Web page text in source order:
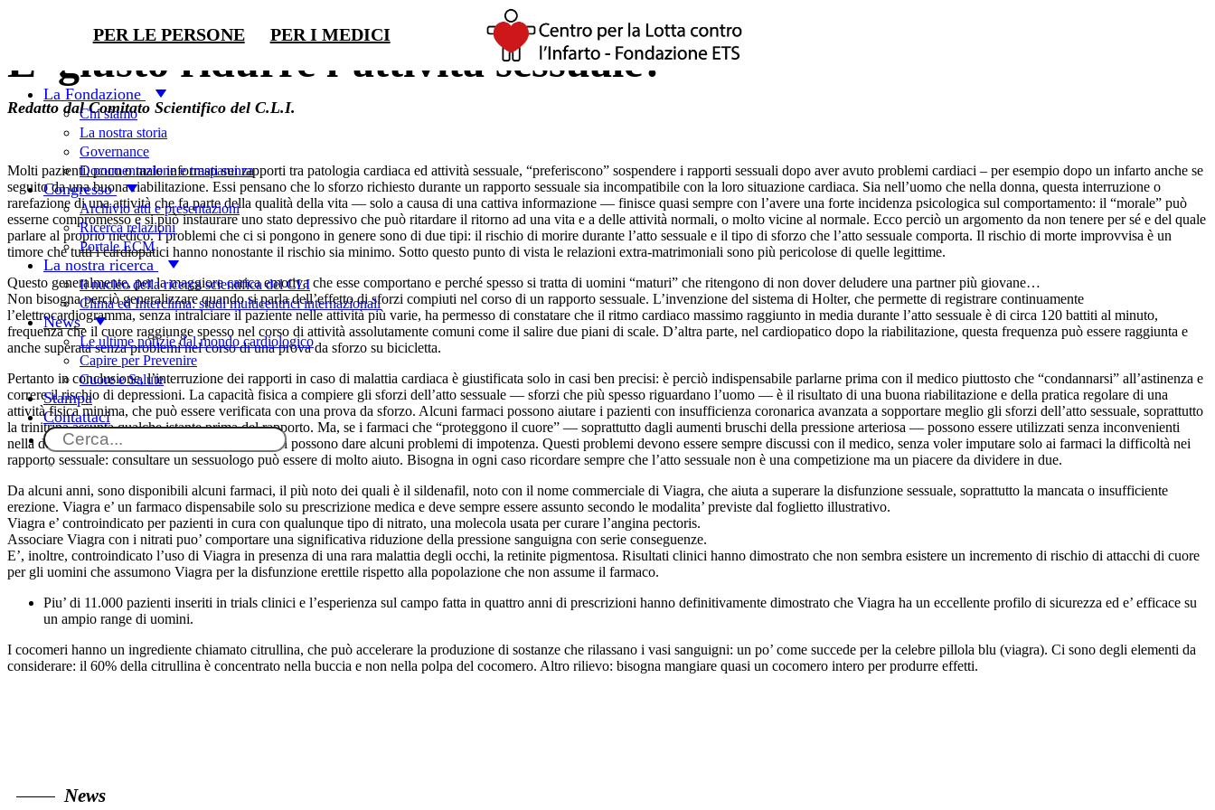
PER LE PERSONE PER I MEDICI
La Fondazione
Chi siamo
La nostra storia
Governance
Documentazione e trasparenza
Congresso
Archivio atti e presentazioni
Ricerca relazioni
Portale ECM
La nostra ricerca
Il nucleo della ricerca scientifica del CLI
Clima ed Interclima: studi multicentrici internazionali
News
Le ultime notizie dal mondo cardiologico
Capire per Prevenire
Cuore e Salute
Stampa
Contattaci
E’ giusto ridurre l’attività sessuale?
Redatto dal Comitato Scientifico del C.L.I.
Molti pazienti, poco o male informati sui rapporti tra patologia cardiaca ed attività sessuale, “preferiscono” sospendere i rapporti sessuali dopo aver avuto problemi cardiaci – per esempio dopo un infarto anche se
seguito da una buona riabilitazione. Essi pensano che lo sforzo richiesto durante un rapporto sessuale sia incompatibile con la loro situazione cardiaca. Sia nell’uomo che nella donna, questa interruzione o
rarefazione di una attività che fa parte della qualità della vita — solo a causa di una cattiva informazione — finisce quasi sempre con l’avere una forte incidenza psicologica sul comportamento: il “morale” può
esserne compromesso e si può instaurare uno stato depressivo che può ritardare il ritorno ad una vita e a delle attività normali, o molto vicine al normale. Ecco perciò un argomento da non tenere per sé e del quale
parlare al proprio medico. I problemi che ci si pongono in genere sono di due tipi: il rischio di morire durante l’atto sessuale e il tipo di sforzo che l’atto sessuale comporta. Il rischio di morte improvvisa è un
timore che tutti i cardiopatici hanno nonostante il rischio sia minimo. Sotto questo punto di vista le relazioni extra-matrimoniali sono più pericolose di quelle legittime.
Questo generalmente, per la maggiore carica emotiva che esse comportano e perché spesso si tratta di uomini “maturi” che ritengono di non dover deludere una partner più giovane…
Non bisogna perciò generalizzare quando si parla dell’effetto di sforzi compiuti nel corso di un rapporto sessuale. L’invenzione del sistema di Holter, che permette di registrare continuamente
l’elettrocardiogramma, senza intralciare il paziente nelle attività più varie, ha permesso di constatare che il ritmo cardiaco massimo raggiunto in media durante l’atto sessuale è di circa 120 battiti al minuto,
frequenza che il cuore raggiunge spesso nel corso di attività assolutamente comuni come il salire due piani di scale. D’altra parte, nel cardiopatico dopo la riabilitazione, questa frequenza può essere raggiunta e
anche superata senza problemi nel corso di una prova da sforzo su bicicletta.
Pertanto in conclusione, l’interruzione dei rapporti in caso di malattia cardiaca è giustificata solo in casi ben precisi: è perciò indispensabile parlarne prima con il medico piuttosto che “condannarsi” all’astinenza e
correre il rischio di depressioni. La capacità fisica a compiere gli sforzi dell’atto sessuale — sforzi che più spesso riguardano l’uomo — è il risultato di una buona riabilitazione e della pratica regolare di una
attività fisica minima, che può essere verificata con una prova da sforzo. Alcuni farmaci possono aiutare i pazienti con insufficienza coronarica avanzata a sopportare meglio gli sforzi dell’atto sessuale, soprattutto
la trinitrina assunta qualche istante prima del rapporto. Ma, se i farmaci che “proteggono il cuore” — soprattutto dagli aumenti bruschi della pressione arteriosa — possono essere utilizzati senza inconvenienti
nella donna cardiopatica, nell’uomo alcuni di essi possono dare alcuni problemi di impotenza. Questi problemi devono essere sempre discussi con il medico, senza voler imputare solo ai farmaci la difficoltà nei
rapporto sessuale: consultare un sessuologo può essere di molto aiuto. Bisogna in ogni caso ricordare sempre che l’atto sessuale non è una competizione ma un piacere da dividere in due.
Da alcuni anni, sono disponibili alcuni farmaci, il più noto dei quali è il sildenafil, noto con il nome commerciale di Viagra, che aiuta a superare la disfunzione sessuale, soprattutto la mancata o insufficiente
erezione. Viagra e’ un farmaco dispensabile solo su prescrizione medica e deve sempre essere assunto secondo le modalita’ previste dal foglietto illustrativo.
Viagra e’ controindicato per pazienti in cura con qualunque tipo di nitrato, una molecola usata per curare l’angina pectoris.
Associare Viagra con i nitrati puo’ comportare una significativa riduzione della pressione sanguigna con serie conseguenze.
E’, inoltre, controindicato l’uso di Viagra in presenza di una rara malattia degli occhi, la retinite pigmentosa. Risultati clinici hanno dimostrato che non sembra esistere un incremento di rischio di attacchi di cuore
per gli uomini che assumono Viagra per la disfunzione erettile rispetto alla popolazione che non assume il farmaco.
Piu’ di 11.000 pazienti inseriti in trials clinici e l’esperienza sul campo fatta in quattro anni di prescrizioni hanno definitivamente dimostrato che Viagra ha un eccellente profilo di sicurezza ed e’ efficace su
un ampio range di uomini.
I cocomeri hanno un ingrediente chiamato citrullina, che può accelerare la produzione di sostanze che rilassano i vasi sanguigni: un po’ come succede per la celebre pillola blu (viagra). Ci sono degli elementi da
considerare: il 60% della citrullina è concentrato nella buccia e non nella polpa del cocomero. Altro rilievo: bisogna mangiare quasi un cocomero intero per produrre effetti.
News